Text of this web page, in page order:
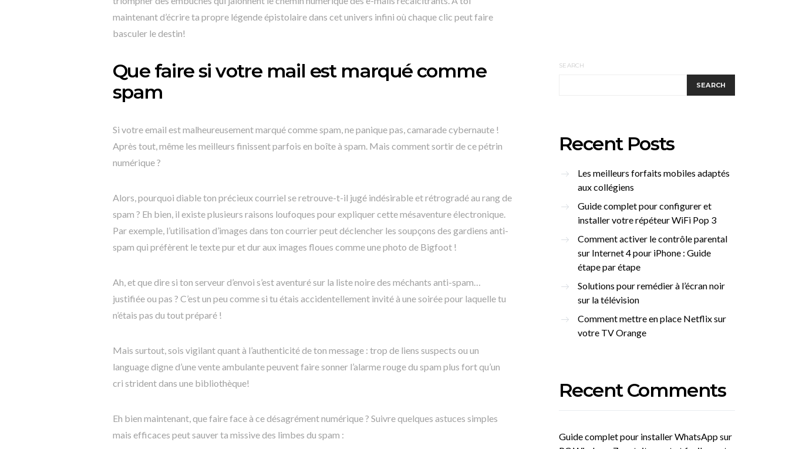
maintenant d’écrire ta propre légende épistolaire dans cet univers infini où chaque clic peut faire
basculer le destin!
Que faire si votre mail est marqué comme
spam
Si votre email est malheureusement marqué comme spam, ne panique pas, camarade cybernaute !
Après tout, même les meilleurs finissent parfois en boîte à spam. Mais comment sortir de ce pétrin
numérique ?
Alors, pourquoi diable ton précieux courriel se retrouve-t-il jugé indésirable et rétrogradé au rang de
spam ? Eh bien, il existe plusieurs raisons loufoques pour expliquer cette mésaventure électronique.
Par exemple, l’utilisation d’images dans ton courrier peut déclencher les soupçons des gardiens anti-
spam qui préfèrent le texte pur et dur aux images floues comme une photo de Bigfoot !
Ah, et que dire si ton serveur d’envoi s’est aventuré sur la liste noire des méchants anti-spam…
justifiée ou pas ? C’est un peu comme si tu étais accidentellement invité à une soirée pour laquelle tu
n’étais pas du tout préparé !
Mais surtout, sois vigilant quant à l’authenticité de ton message : trop de liens suspects ou un
language digne d’une vente ambulante peuvent faire sonner l’alarme rouge du spam plus fort qu’un
cri strident dans une bibliothèque!
Eh bien maintenant, que faire face à ce désagrément numérique ? Suivre quelques astuces simples
mais efficaces peut sauver ta missive des limbes du spam :
SEARCH
SEARCH
Recent Posts
Les meilleurs forfaits mobiles adaptés
aux collégiens
Guide complet pour configurer et
installer votre répéteur WiFi Pop 3
Comment activer le contrôle parental
sur Internet 4 pour iPhone : Guide
étape par étape
Solutions pour remédier à l’écran noir
sur la télévision
Comment mettre en place Netflix sur
votre TV Orange
Recent Comments
Guide complet pour installer WhatsApp sur